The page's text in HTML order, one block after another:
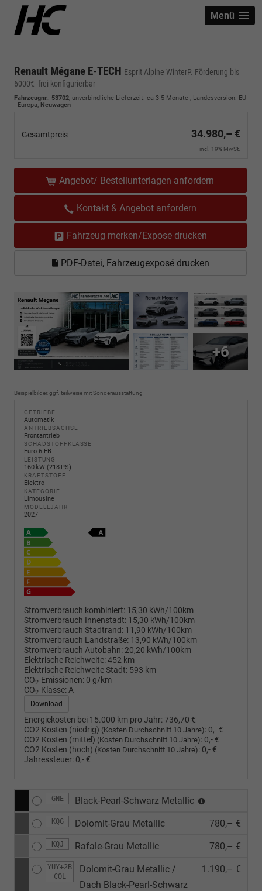
Menü
Renault Mégane E-TECH Esprit Alpine WinterP. Förderung bis
6000€ -frei konfigurierbar
Fahrzeugnr.: 53702, unverbindliche Lieferzeit: ca 3-5 Monate , Landesversion: EU
- Europa, Neuwagen
Gesamtpreis 34.980,– €
incl. 19% MwSt.
Angebot/ Bestellunterlagen anfordern
Kontakt & Angebot anfordern
Fahrzeug merken/Expose drucken
PDF-Datei, Fahrzeugexposé drucken
+6
Beispielbilder, ggf. teilweise mit Sonderausstattung
GETRIEBE
Automatik
ANTRIEBSACHSE
Frontantrieb
SCHADSTOFFKLASSE
Euro 6 EB
LEISTUNG
160 kW (218 PS)
KRAFTSTOFF
Elektro
KATEGORIE
Limousine
MODELLJAHR
2027
Stromverbrauch kombiniert: 15,30 kWh/100km
Stromverbrauch Innenstadt: 15,30 kWh/100km
Stromverbrauch Stadtrand: 11,90 kWh/100km
Stromverbrauch Landstraße: 13,90 kWh/100km
Stromverbrauch Autobahn: 20,20 kWh/100km
Elektrische Reichweite:452 km
Elektrische Reichweite Stadt: 593 km
CO2-Emissionen: 0 g/km
CO2-Klasse:A
Download
Energiekosten bei 15.000 km pro Jahr:736,70 €
CO2 Kosten (niedrig) (Kosten Durchschnitt 10 Jahre): 0,- €
CO2 Kosten (mittel) (Kosten Durchschnitt 10 Jahre): 0,- €
CO2 Kosten (hoch) (Kosten Durchschnitt 10 Jahre): 0,- €
Jahressteuer: 0,- €
GNE Black-Pearl-Schwarz Metallic
KQG Dolomit-Grau Metallic 780,– €
KQJ Rafale-Grau Metallic 780,– €
YUY+2B
COL
Dolomit-Grau Metallic /
Dach Black-Pearl-Schwarz
1.190,– €